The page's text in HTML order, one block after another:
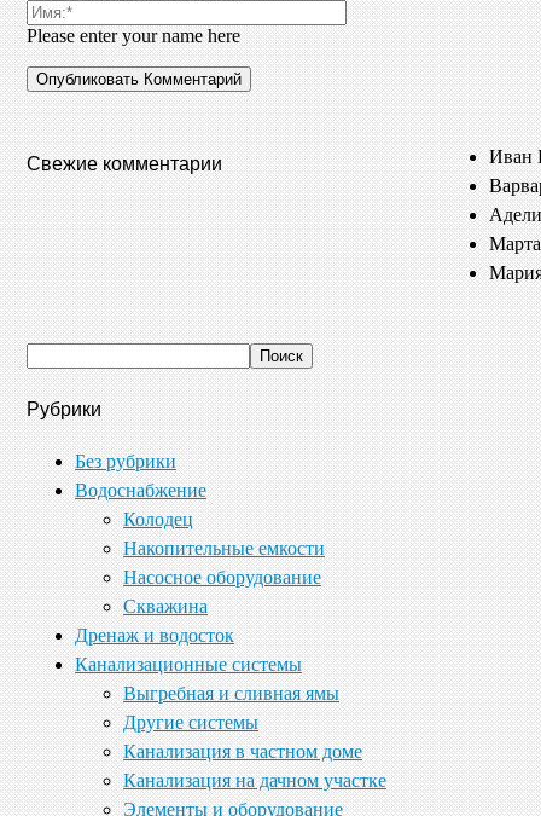
Please enter your name here
Свежие комментарии
Иван
Марта
Рубрики
Без рубрики
Водоснабжение
Колодец
Накопительные емкости
Насосное оборудование
Скважина
Дренаж и водосток
Канализационные системы
Выгребная и сливная ямы
Другие системы
Канализация в частном доме
Канализация на дачном участке
Элементы и оборудование